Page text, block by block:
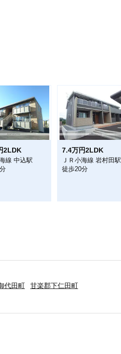
2LDK
線 中込駅
7.4万円2LDK
ＪＲ小海線 岩村田駅
徒歩20分
代田町 甘楽郡下仁田町